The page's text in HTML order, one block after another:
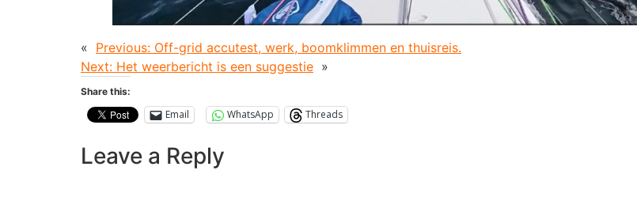
« Previous: Off-grid accutest, werk, boomklimmen en thuisreis.
Next: Het weerbericht is een suggestie »
Share this:
Email WhatsApp Threads
Leave a Reply